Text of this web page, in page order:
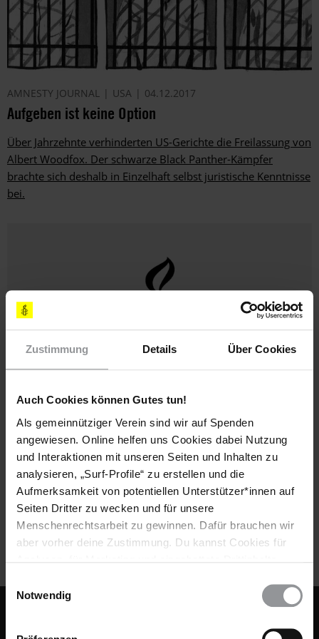
Zustimmung Details Über Cookies
Auch Cookies können Gutes tun!
Als gemeinnütziger Verein sind wir auf Spenden
angewiesen. Online helfen uns Cookies dabei Nutzung
und Interaktionen mit unseren Seiten und Inhalten zu
analysieren, „Surf-Profile“ zu erstellen und die
Aufmerksamkeit von potentiellen Unterstützer*innen auf
Seiten Dritter zu wecken und für unsere
Menschenrechtsarbeit zu gewinnen. Dafür brauchen wir
aber vorher deine Zustimmung. Du kannst Cookies für
wieder ändern. Diesen Banner kannst Du über den Link
Notwendig
AMNESTY JOURNAL USA 04.12.2017
Aufgeben ist keine Option
Über Jahrzehnte verhinderten US-Gerichte die Freilassung von
Albert Woodfox. Der schwarze Black Panther-Kämpfer
brachte sich deshalb in Einzelhaft selbst juristische Kenntnisse
bei.
Frei nach fast 44 Jahren Isolationshaft
Im Februar 2016 kam der afroamerikanische Aktivist Albert
Woodfox nach mehr als vier Jahrzehnten in Isolationshaft frei.
Beim Briefamarthon 2015 hatte Amnesty weltweit mehr als
650.000 Appelle für ihn gesammelt.